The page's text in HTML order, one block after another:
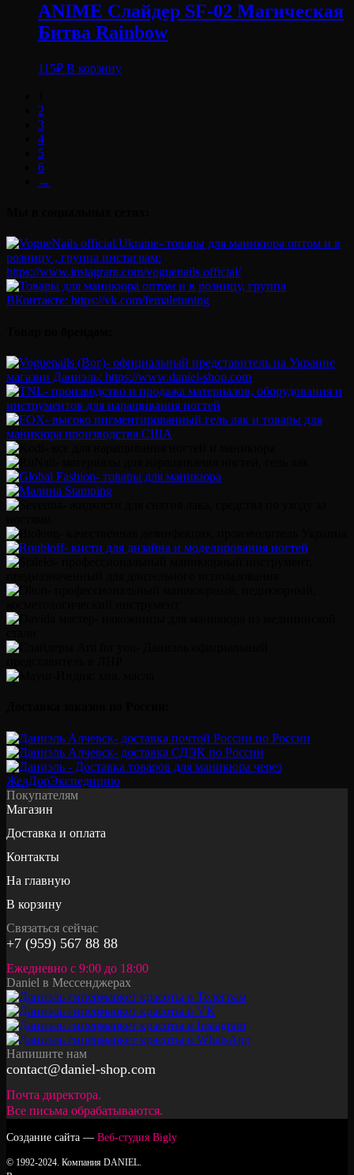
ANIME Слайдер SF-02 Магическая
Битва Rainbow
115₽ В корзину
2
3
4
5
6
→
Покупателям
Магазин
Доставка и оплата
Контакты
На главную
В корзину
Связаться сейчас
+7 (959) 567 88 88
Ежедневно с 9:00 до 18:00
Daniel в Мессенджерах
Напишите нам
contact@daniel-shop.com
Почта директора.
Все письма обрабатываются.
Создание сайта — Веб-студия Bigly
© 1992-2024. Компания DANIEL.